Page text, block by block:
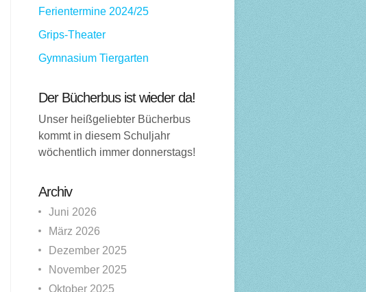
Ferientermine 2024/25
Grips-Theater
Gymnasium Tiergarten
Der Bücherbus ist wieder da!
Unser heißgeliebter Bücherbus
kommt in diesem Schuljahr
wöchentlich immer donnerstags!
Archiv
Juni 2026
März 2026
Dezember 2025
November 2025
Oktober 2025